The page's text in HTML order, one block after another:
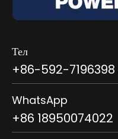
Тел
+86-592-7196398
WhatsApp
+86 18950074022